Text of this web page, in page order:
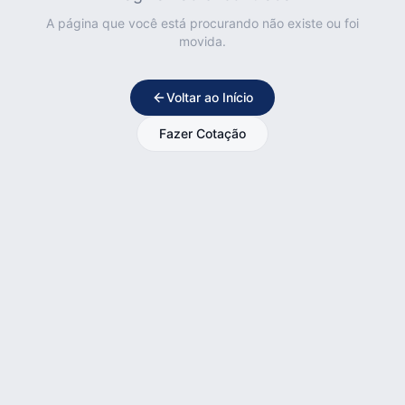
A página que você está procurando não existe ou foi
movida.
Voltar ao Início
Fazer Cotação